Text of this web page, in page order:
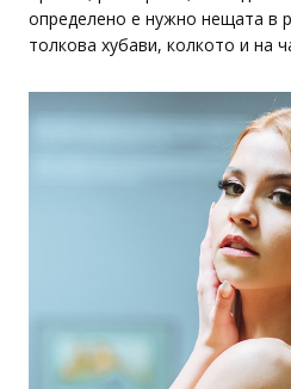
определено е нужно нещата в
толкова хубави, колкото и на